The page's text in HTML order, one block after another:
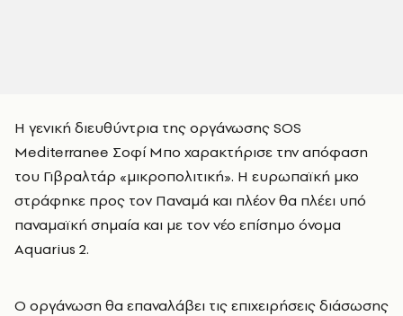
Η γενική διευθύντρια της οργάνωσης SOS
Mediterranee Σοφί Μπο χαρακτήρισε την απόφαση
του Γιβραλτάρ «μικροπολιτική». Η ευρωπαϊκή μκο
στράφηκε προς τον Παναμά και πλέον θα πλέει υπό
παναμαϊκή σημαία και με τον νέο επίσημο όνομα
Aquarius 2.
Ο οργάνωση θα επαναλάβει τις επιχειρήσεις διάσωσης